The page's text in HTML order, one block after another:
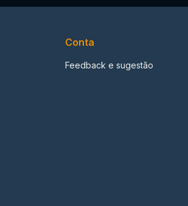
Conta
Feedback e sugestão